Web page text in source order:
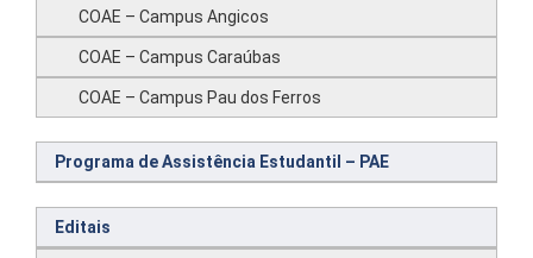
COAE – Campus Angicos
COAE – Campus Caraúbas
COAE – Campus Pau dos Ferros
Programa de Assistência Estudantil – PAE
Editais